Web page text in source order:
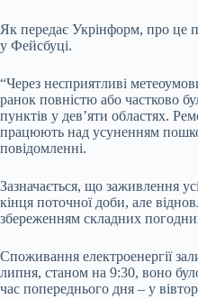
Як передає Укрінформ, про це
у Фейсбуці.
“Через несприятливі
ранок повністю або частково
пунктів у дев’яти областях.
працюють над усуненням
повідомленні.
Зазначається, що заживлення
кінця поточної доби, але
збереженням складних
Споживання електроенергії
липня, станом на 9:30, воно
час попереднього дня – у